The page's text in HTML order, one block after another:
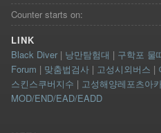
Counter starts on:
LINK
Black Diver| 낭만탐험대 | 구학포 물
Forum | 맞춤법검사| 고성시외버스 |
스킨스쿠버지수 | 고성해양레포츠아
MOD/END/EAD/EADD